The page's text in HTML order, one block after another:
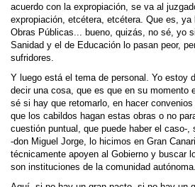
acuerdo con la expropiación, se va al
expropiación, etcétera, etcétera. Que es,
Obras Públicas... bueno, quizás, no sé, yo
Sanidad y el de Educación lo pasan peor,
sufridores.
Y luego está el tema de personal. Yo estoy
decir una cosa, que es que en su momento
sé si hay que retomarlo, en hacer
que los cabildos hagan estas obras o no
cuestión puntual, que puede haber el caso-,
-don Miguel Jorge, lo hicimos en Gran
técnicamente apoyen al Gobierno y buscar
son instituciones de la comunidad autónoma.